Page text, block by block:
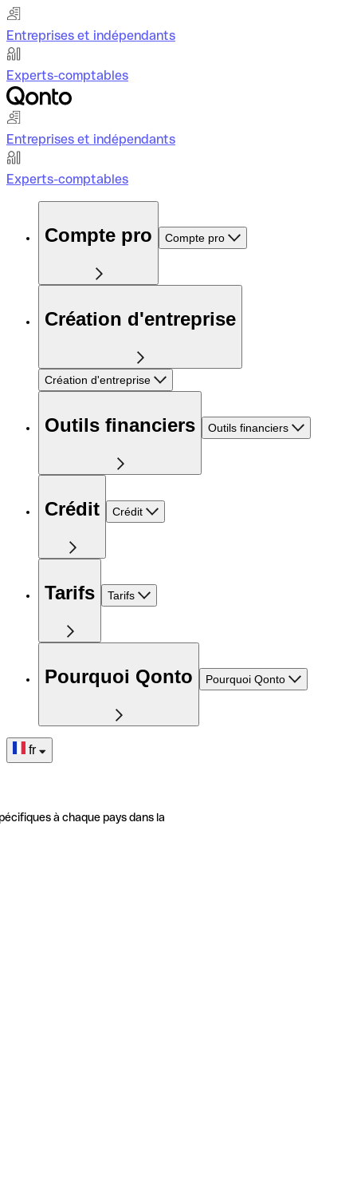
Entreprises et indépendants
Experts-comptables
Entreprises et indépendants
Experts-comptables
Compte pro Compte pro
Création d'entreprise
Création d'entreprise
Outils financiers Outils financiers
Crédit Crédit
Tarifs Tarifs
Pourquoi Qonto Pourquoi Qonto
fr
à chaque pays dans la